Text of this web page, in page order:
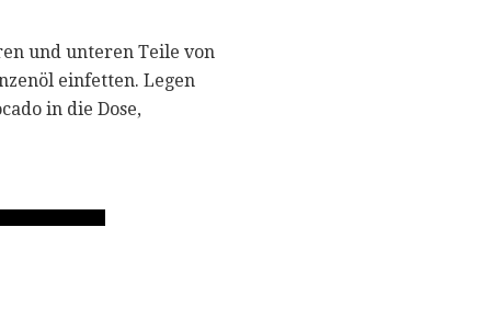
und unteren Teile von
einfetten. Legen
in die Dose,